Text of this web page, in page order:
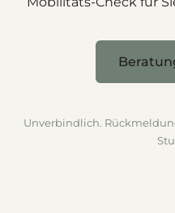
Unverbindlich.